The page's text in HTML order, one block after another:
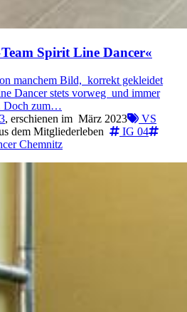
Spirit Line Dancer«
manchem Bild, korrekt gekleidet
Dancer stets vorweg und immer
Doch zum…
, erschienen im März 2023
VS
dem Mitgliederleben
IG 04
Chemnitz